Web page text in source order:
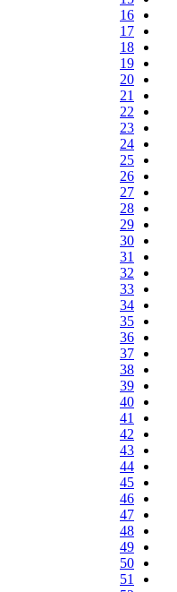
16
17
18
19
20
21
22
23
24
25
26
27
28
29
30
31
32
33
34
35
36
37
38
39
40
41
42
43
44
45
46
47
48
49
50
51